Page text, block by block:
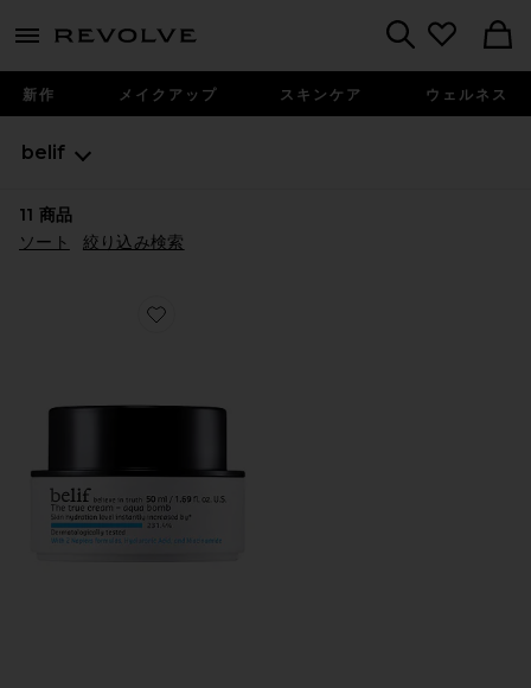
menu - shows more content
新作 メイクアップ スキンケア ウェルネス
belif
11 商品
ソート
絞り込み検索
Favorite THE TRUE CREAM AQUA BOMB フェイスク